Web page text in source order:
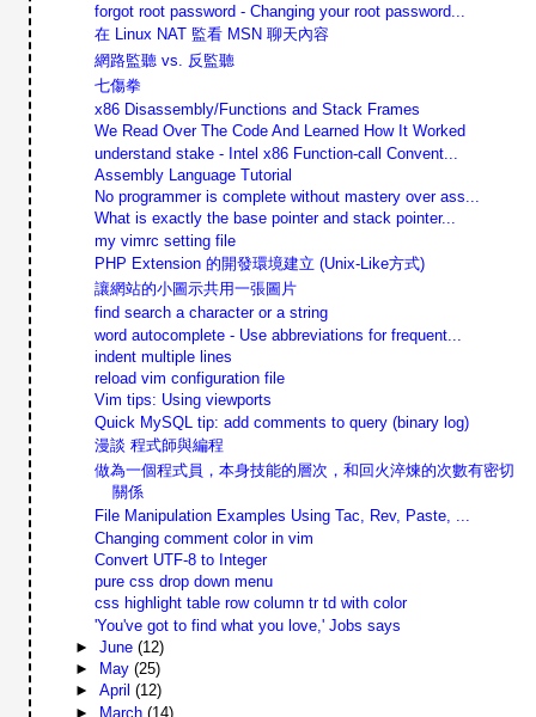
forgot root password - Changing your root password...
在 Linux NAT 監看 MSN 聊天內容
網路監聽 vs. 反監聽
七傷拳
x86 Disassembly/Functions and Stack Frames
We Read Over The Code And Learned How It Worked
understand stake - Intel x86 Function-call Convent...
Assembly Language Tutorial
No programmer is complete without mastery over ass...
What is exactly the base pointer and stack pointer...
my vimrc setting file
PHP Extension 的開發環境建立 (Unix-Like方式)
讓網站的小圖示共用一張圖片
find search a character or a string
word autocomplete - Use abbreviations for frequent...
indent multiple lines
reload vim configuration file
Vim tips: Using viewports
Quick MySQL tip: add comments to query (binary log)
漫談 程式師與編程
做為一個程式員，本身技能的層次，和回火淬煉的次數有密切
關係
File Manipulation Examples Using Tac, Rev, Paste, ...
Changing comment color in vim
Convert UTF-8 to Integer
pure css drop down menu
css highlight table row column tr td with color
'You've got to find what you love,' Jobs says
► June (12)
►
May (25)
► April (12)
► March (14)